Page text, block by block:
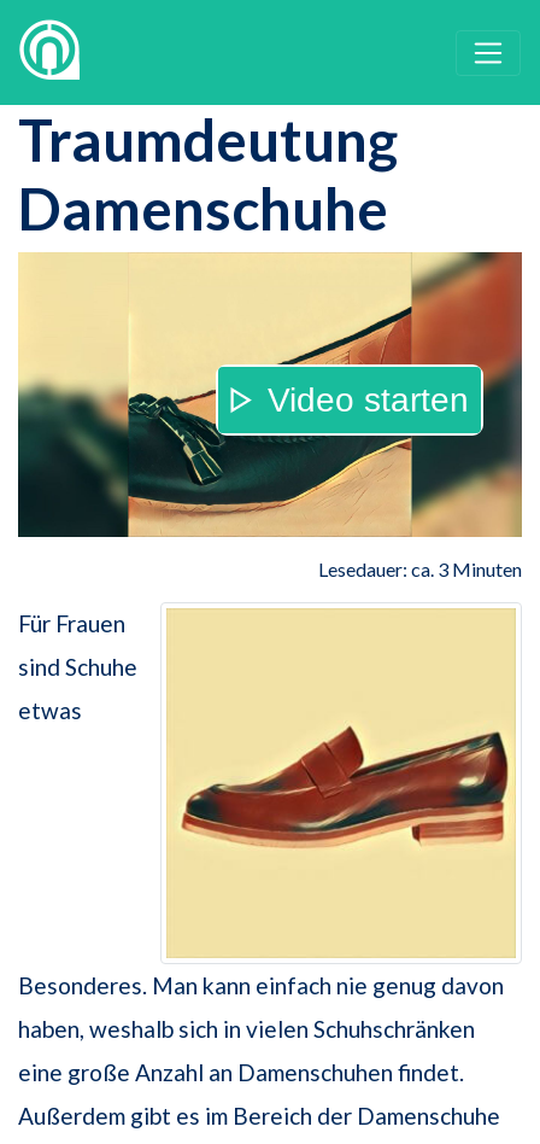
Traumdeutung
Damenschuhe
Video starten
Lesedauer: ca. 3 Minuten
Für Frauen
sind Schuhe
etwas
Besonderes. Man kann einfach nie genug davon
haben, weshalb sich in vielen Schuhschränken
eine große Anzahl an Damenschuhen findet.
Außerdem gibt es im Bereich der Damenschuhe